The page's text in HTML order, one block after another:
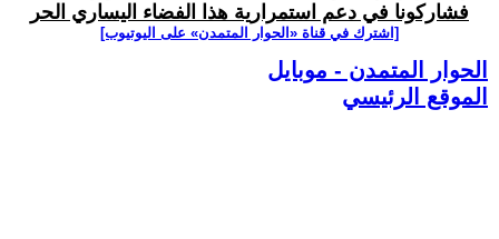
فشاركونا في دعم استمرارية هذا الفضاء اليساري الحر
[اشترك في قناة ‫«الحوار المتمدن» على اليوتيوب]
الحوار المتمدن - موبايل
الموقع الرئيسي